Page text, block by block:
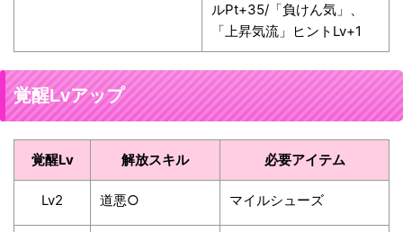
ルPt+35/「負けん気」、
「上昇気流」ヒントLv+1
覚醒Lvアップ
覚醒Lv 解放スキル 必要アイテム
Lv2 道悪○ マイルシューズ